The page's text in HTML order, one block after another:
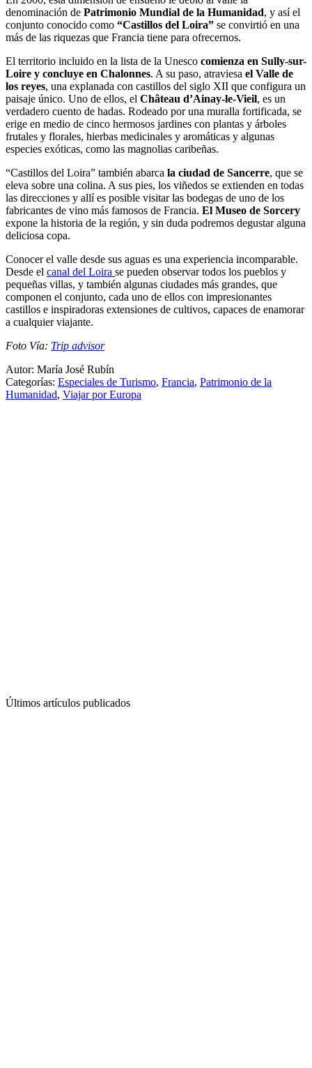
denominación de Patrimonio Mundial de la Humanidad, y así el
conjunto conocido como “Castillos del Loira” se convirtió en una
más de las riquezas que Francia tiene para ofrecernos.
El territorio incluido en la lista de la Unesco comienza en Sully-sur-
Loire y concluye en Chalonnes. A su paso, atraviesa el Valle de
los reyes, una explanada con castillos del siglo XII que configura un
paisaje único. Uno de ellos, el Château d’Ainay-le-Vieil, es un
verdadero cuento de hadas. Rodeado por una muralla fortificada, se
erige en medio de cinco hermosos jardines con plantas y árboles
frutales y florales, hierbas medicinales y aromáticas y algunas
especies exóticas, como las magnolias caribeñas.
“Castillos del Loira” también abarca la ciudad de Sancerre, que se
eleva sobre una colina. A sus pies, los viñedos se extienden en todas
las direcciones y allí es posible visitar las bodegas de uno de los
fabricantes de vino más famosos de Francia. El Museo de Sorcery
expone la historia de la región, y sin duda podremos degustar alguna
deliciosa copa.
Conocer el valle desde sus aguas es una experiencia incomparable.
Desde el canal del Loira se pueden observar todos los pueblos y
pequeñas villas, y también algunas ciudades más grandes, que
componen el conjunto, cada uno de ellos con impresionantes
castillos e inspiradoras extensiones de cultivos, capaces de enamorar
a cualquier viajante.
Foto Vía: Trip advisor
Autor: María José Rubín
Categorías: Especiales de Turismo, Francia, Patrimonio de la
Humanidad, Viajar por Europa
Últimos artículos publicados